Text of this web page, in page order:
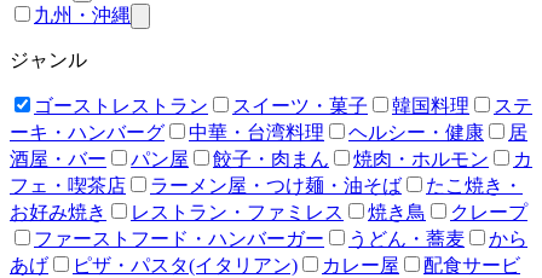
九州・沖縄
ジャンル
ゴーストレストラン スイーツ・菓子 韓国料理
ステ
ーキ・ハンバーグ
中華・台湾料理 ヘルシー・健康
居
酒屋・バー
パン屋 餃子・肉まん 焼肉・ホルモン
カ
フェ・喫茶店
ラーメン屋・つけ麺・油そば
たこ焼き・
お好み焼き
レストラン・ファミレス 焼き鳥
クレープ
ファーストフード・ハンバーガー
うどん・蕎麦
から
あげ
ピザ・パスタ(イタリアン) カレー屋
配食サービ